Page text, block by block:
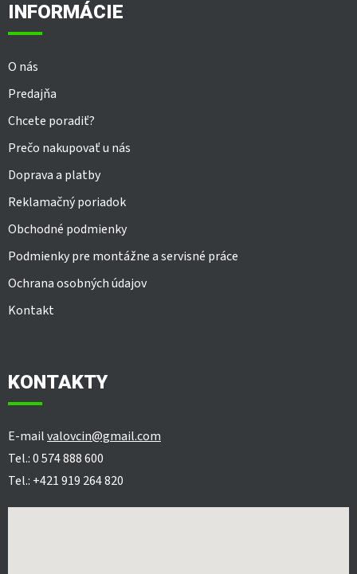
INFORMÁCIE
O nás
Predajňa
Chcete poradiť?
Prečo nakupovať u nás
Doprava a platby
Reklamačný poriadok
Obchodné podmienky
Podmienky pre montážne a servisné práce
Ochrana osobných údajov
Kontakt
KONTAKTY
E-mailvalovcin@gmail.com
Tel.: 0 574 888 600
Tel.: +421 919 264 820